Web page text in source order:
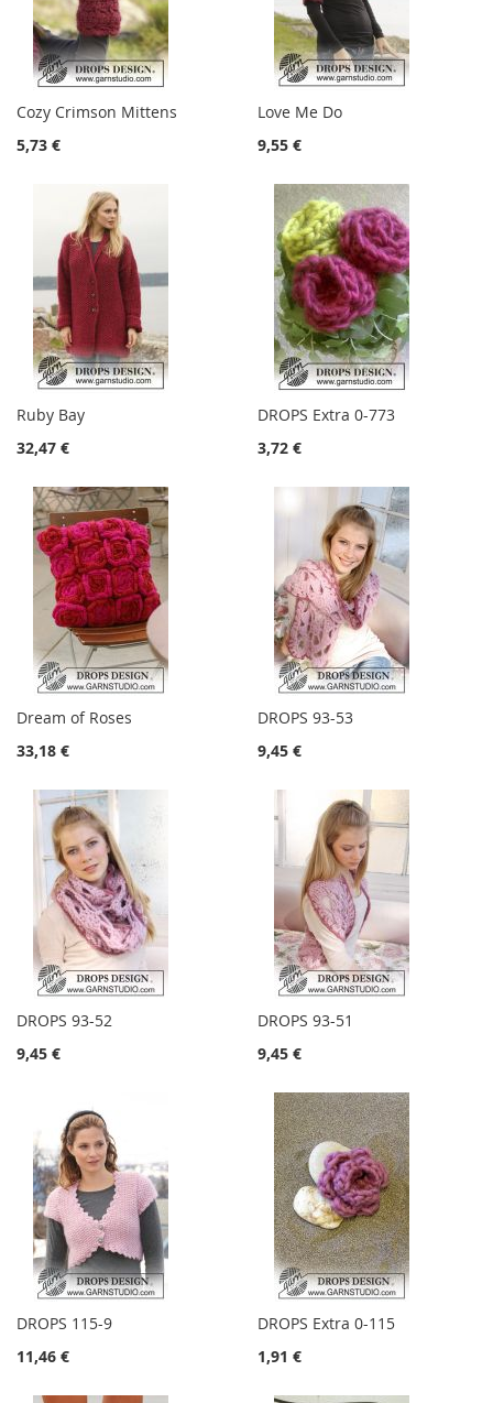
Cozy Crimson Mittens
5,73 €
Love Me Do
9,55 €
Ruby Bay
32,47 €
DROPS Extra 0-773
3,72 €
Dream of Roses
33,18 €
DROPS 93-53
9,45 €
DROPS 93-52
9,45 €
DROPS 93-51
9,45 €
DROPS 115-9
11,46 €
DROPS Extra 0-115
1,91 €